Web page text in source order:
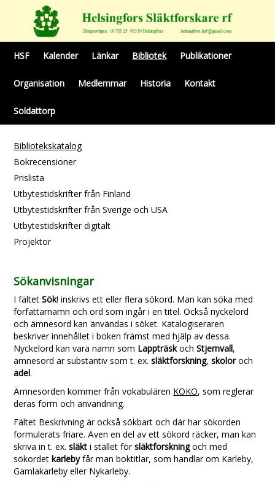
HSF Kalender Länkar Bibliotek Publikationer
Organisation Medlemmar Historia Kontakt
Soldattorp
Bibliotekskatalog
Bokrecensioner
Prislista
Utbytestidskrifter från Finland
Utbytestidskrifter från Sverige och USA
Utbytestidskrifter digitalt
Projektor
Sökanvisningar
I fältetSök! inskrivs ett eller flera sökord. Man kan söka med
författarnamn och ord som ingår i en titel. Också nyckelord
och ämnesord kan änvändas i söket. Katalogiseraren
beskriver innehållet i boken främst med hjälp av dessa.
Nyckelord kan vara namn som LappträskochStjernvall,
ämnesord är substantiv som t. ex.släktforskning,skoloroch
adel.
Ämnesorden kommer från vokabulären KOKO, som reglerar
deras form och användning.
Fältet Beskrivning är också sökbart och där har sökorden
formulerats friare. Även en del av ett sökord räcker, man kan
skriva in t. ex.släkti stället försläktforskningoch med
sökordetkarlebyfår man boktitlar, som handlar om Karleby,
Gamlakarleby eller Nykarleby.